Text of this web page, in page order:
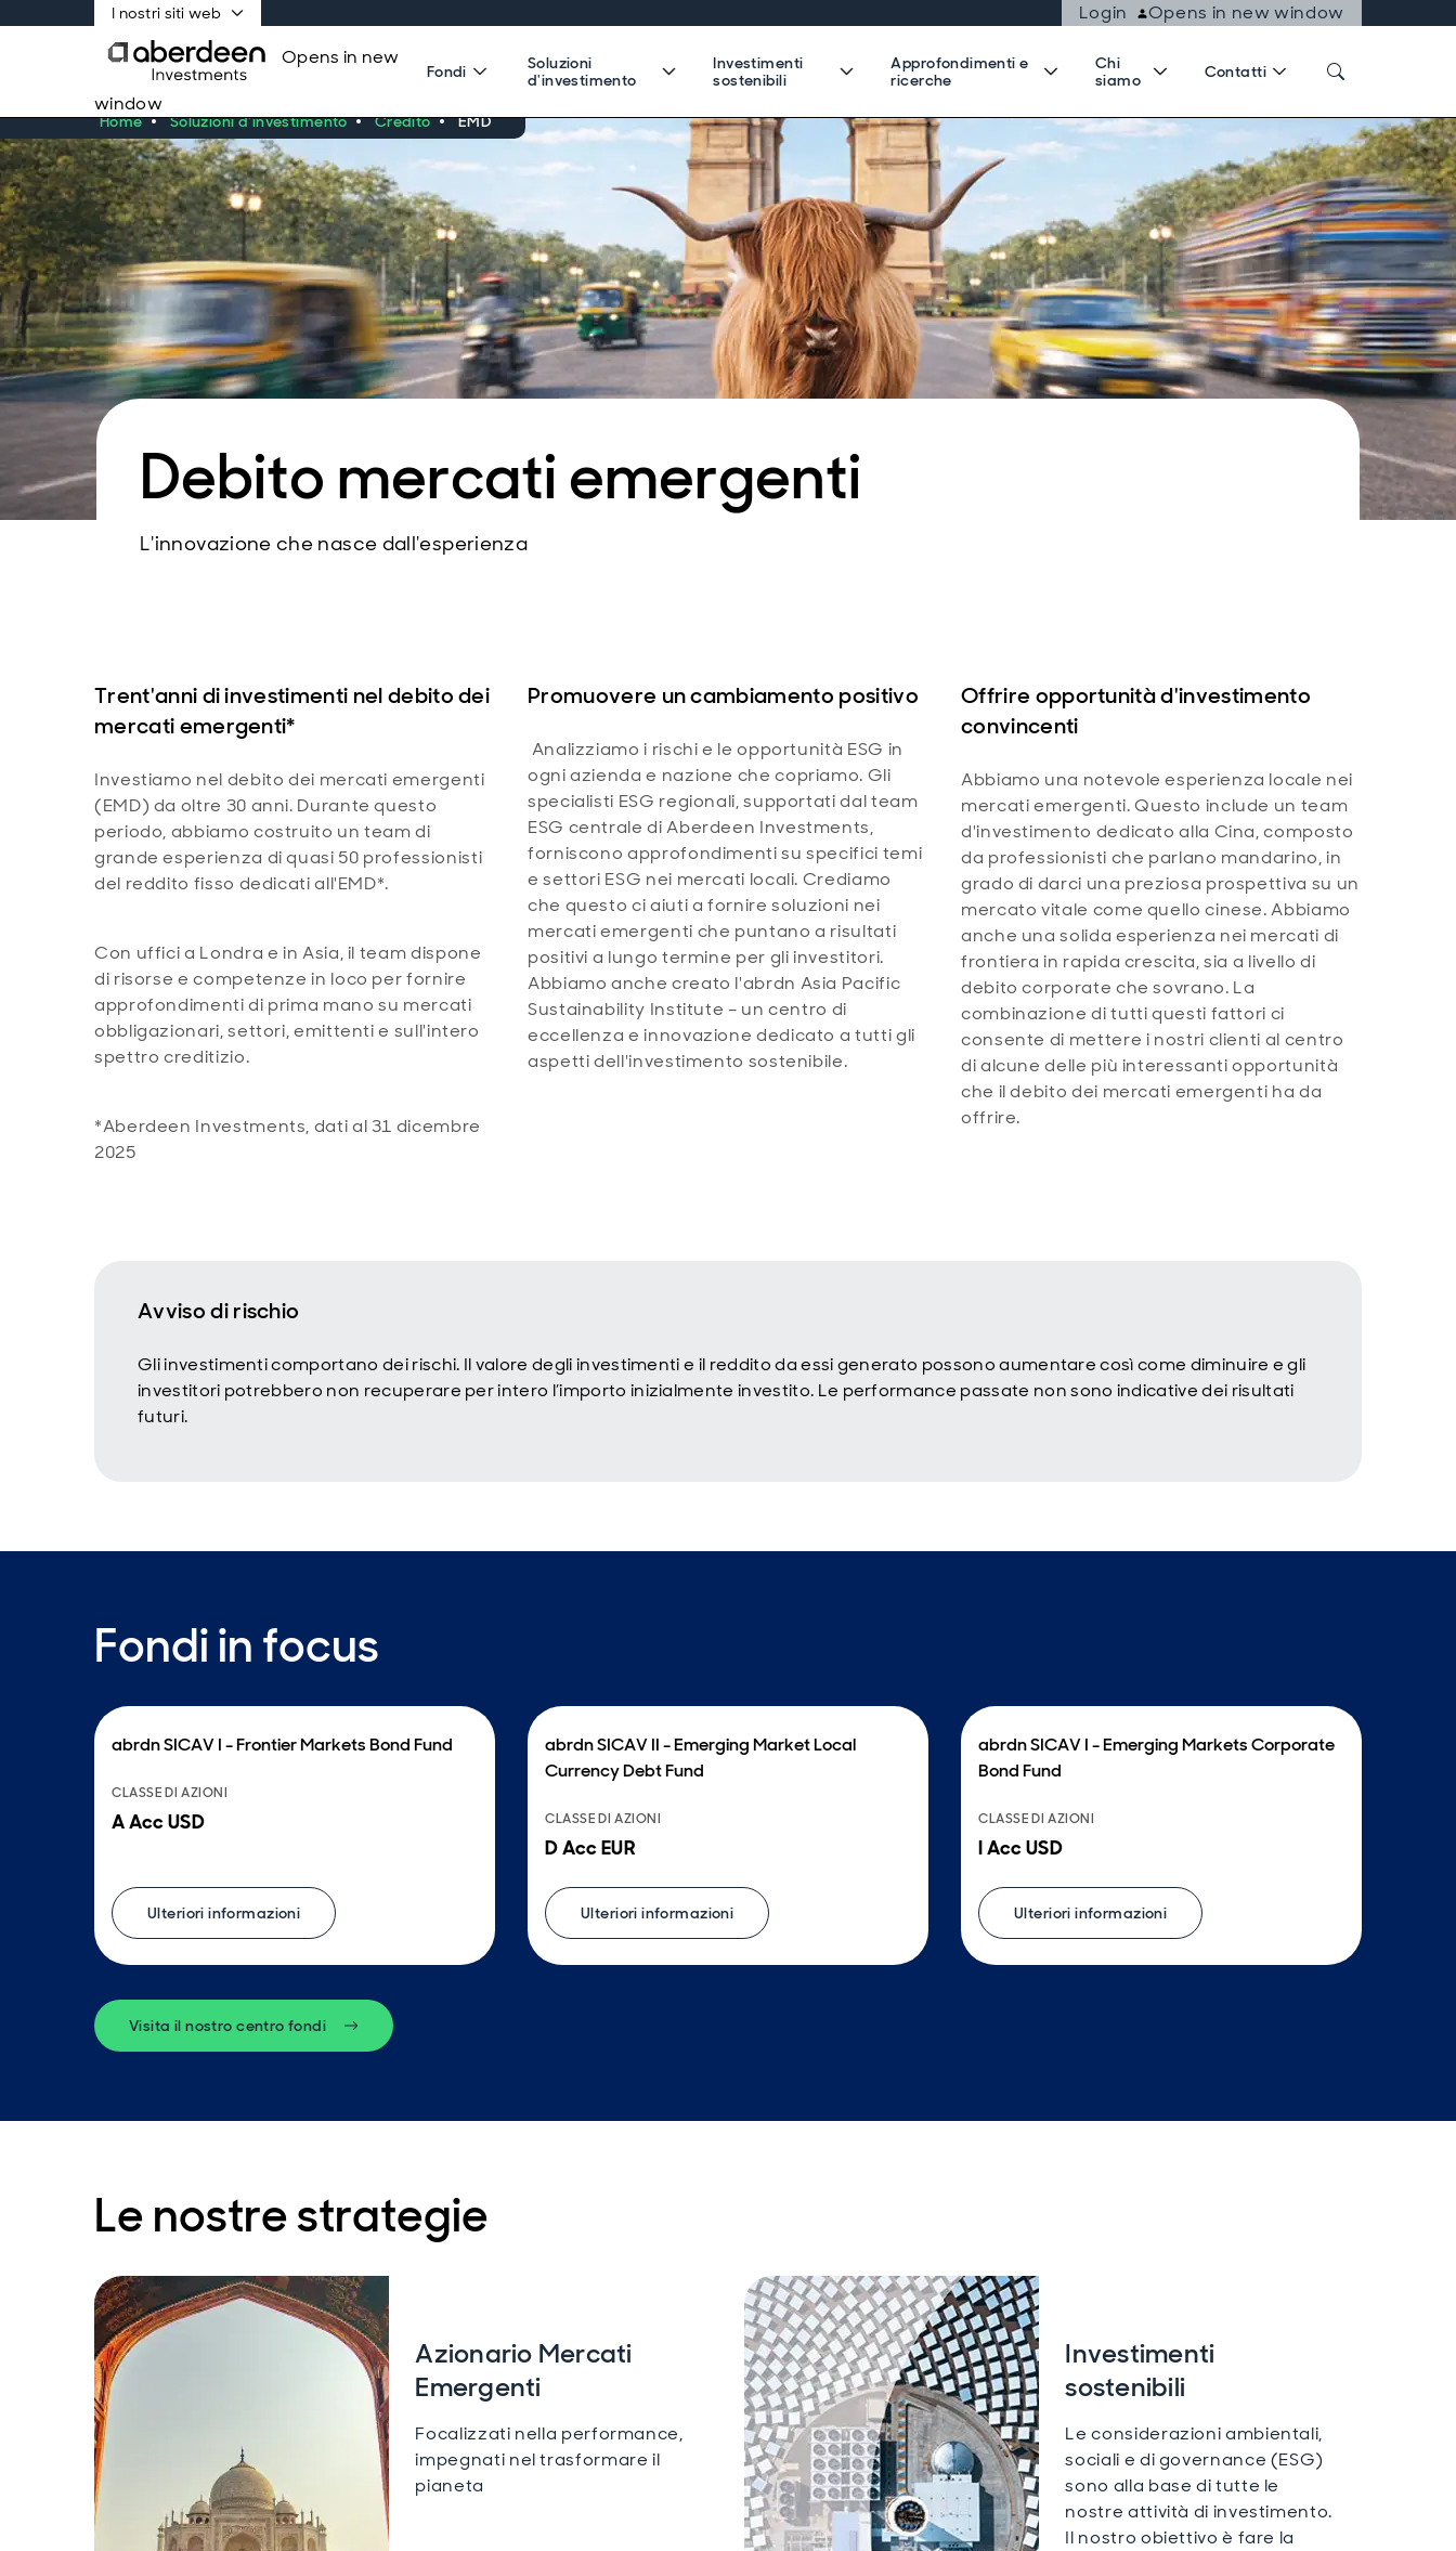
I nostri siti web Login
Opens in new window
Opens in new
window
Fondi
Soluzioni
d'investimento
Investimenti
sostenibili
Approfondimenti e
ricerche
Chi
siamo
Contatti
Home Soluzioni d'investimento Credito EMD
Debito mercati emergenti
L'innovazione che nasce dall'esperienza
Trent'anni di investimenti nel debito dei
mercati emergenti*
Investiamo nel debito dei mercati emergenti
(EMD) da oltre 30 anni. Durante questo
periodo, abbiamo costruito un team di
grande esperienza di quasi 50 professionisti
del reddito fisso dedicati all'EMD*.
Con uffici a Londra e in Asia, il team dispone
di risorse e competenze in loco per fornire
approfondimenti di prima mano su mercati
obbligazionari, settori, emittenti e sull'intero
spettro creditizio.
*Aberdeen Investments, dati al 31 dicembre
2025
Promuovere un cambiamento positivo
Analizziamo i rischi e le opportunità ESG in
ogni azienda e nazione che copriamo. Gli
specialisti ESG regionali, supportati dal team
ESG centrale di Aberdeen Investments,
forniscono approfondimenti su specifici temi
e settori ESG nei mercati locali. Crediamo
che questo ci aiuti a fornire soluzioni nei
mercati emergenti che puntano a risultati
positivi a lungo termine per gli investitori.
Abbiamo anche creato l'abrdn Asia Pacific
Sustainability Institute – un centro di
eccellenza e innovazione dedicato a tutti gli
aspetti dell'investimento sostenibile.
Offrire opportunità d'investimento
convincenti
Abbiamo una notevole esperienza locale nei
mercati emergenti. Questo include un team
d'investimento dedicato alla Cina, composto
da professionisti che parlano mandarino, in
grado di darci una preziosa prospettiva su un
mercato vitale come quello cinese. Abbiamo
anche una solida esperienza nei mercati di
frontiera in rapida crescita, sia a livello di
debito corporate che sovrano. La
combinazione di tutti questi fattori ci
consente di mettere i nostri clienti al centro
di alcune delle più interessanti opportunità
che il debito dei mercati emergenti ha da
offrire.
Avviso di rischio
Gli investimenti comportano dei rischi. Il valore degli investimenti e il reddito da essi generato possono aumentare così come diminuire e gli
investitori potrebbero non recuperare per intero l’importo inizialmente investito. Le performance passate non sono indicative dei risultati
futuri.
Fondi in focus
abrdn SICAV I - Frontier Markets Bond Fund
CLASSE DI AZIONI
A Acc USD
Ulteriori informazioni
abrdn SICAV II - Emerging Market Local
Currency Debt Fund
CLASSE DI AZIONI
D Acc EUR
Ulteriori informazioni
abrdn SICAV I - Emerging Markets Corporate
Bond Fund
CLASSE DI AZIONI
I Acc USD
Ulteriori informazioni
Visita il nostro centro fondi
Le nostre strategie
Azionario Mercati
Emergenti
Focalizzati nella performance,
impegnati nel trasformare il
pianeta
Investimenti
sostenibili
Le considerazioni ambientali,
sociali e di governance (ESG)
sono alla base di tutte le
nostre attività di investimento.
Il nostro obiettivo è fare la